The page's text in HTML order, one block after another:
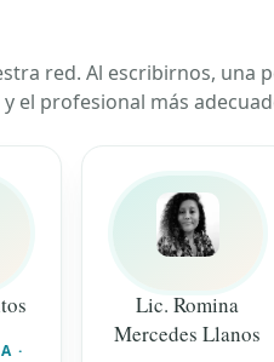
red. Al escribirnos, una
el profesional más
·
Lic. Romina
Mercedes Llanos